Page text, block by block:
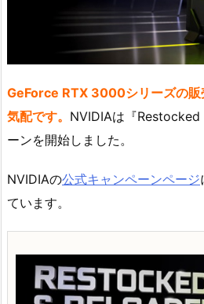
GeForce RTX 3000シリーズの販
気配です。 NVIDIAは『
ーンを開始しました。
NVIDIAの公式キャンペーンページ
ています。